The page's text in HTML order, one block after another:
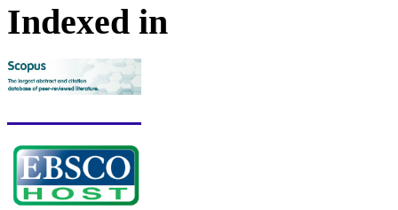
Indexed in